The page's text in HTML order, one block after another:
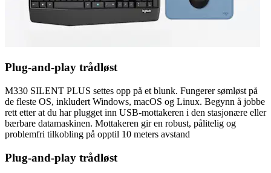
Plug-and-play trådløst
M330 SILENT PLUS settes opp på et blunk. Fungerer sømløst på
de fleste OS, inkludert Windows, macOS og Linux. Begynn å jobbe
rett etter at du har plugget inn USB-mottakeren i den stasjonære eller
bærbare datamaskinen. Mottakeren gir en robust, pålitelig og
problemfri tilkobling på opptil 10 meters avstand
Plug-and-play trådløst